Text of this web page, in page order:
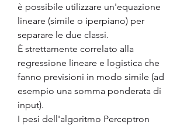
è possibile utilizzare un'equazione
lineare (simile o iperpiano) per
separare le due classi.
È strettamente correlato alla
regressione lineare e logistica che
fanno previsioni in modo simile (ad
esempio una somma ponderata di
input).
I pesi dell'algoritmo Perceptron